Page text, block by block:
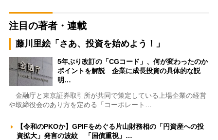
注目の著者・連載
藤川里絵「さあ、投資を始めよう！」
5年ぶり改訂の「CGコード」、何が変わったのか
ポイントを解説 企業に成長投資の具体的な説
明…
金融庁と東京証券取引所が共同で策定している上場企業の経営
や取締役会のあり方を定める「コーポレート…
【令和のPKOか】GPIFをめぐる片山財務相の「円資産への投
資拡大」発言の波紋 「国債重視」…